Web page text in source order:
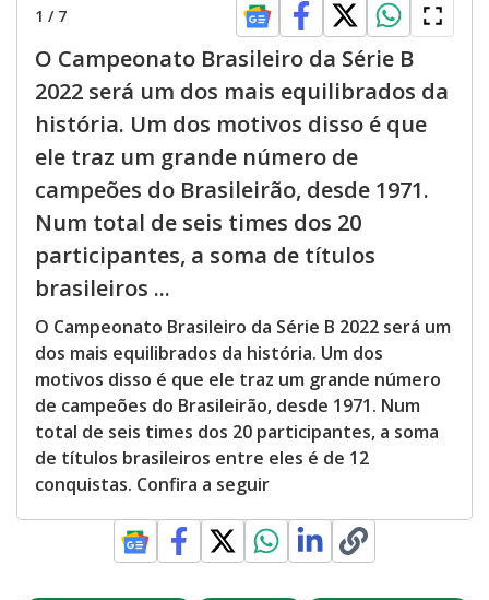
1 / 7
O Campeonato Brasileiro da Série B
2022 será um dos mais equilibrados da
história. Um dos motivos disso é que
ele traz um grande número de
campeões do Brasileirão, desde 1971.
Num total de seis times dos 20
participantes, a soma de títulos
brasileiros ...
O Campeonato Brasileiro da Série B 2022 será um
dos mais equilibrados da história. Um dos
motivos disso é que ele traz um grande número
de campeões do Brasileirão, desde 1971. Num
total de seis times dos 20 participantes, a soma
de títulos brasileiros entre eles é de 12
conquistas. Confira a seguir